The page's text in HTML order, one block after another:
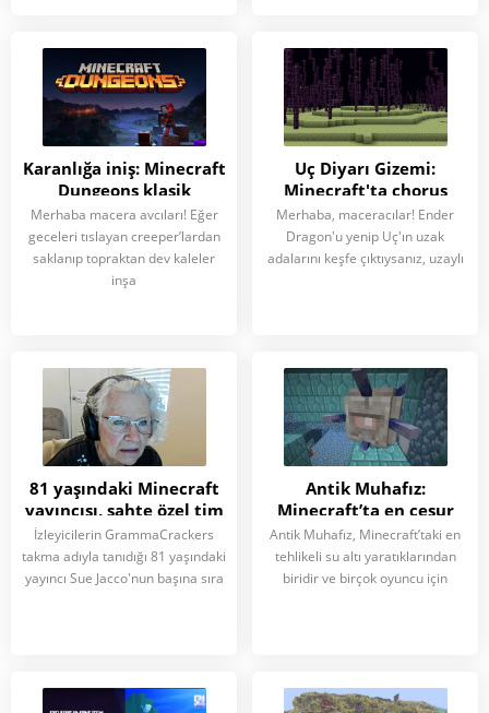
Karanlığa iniş: Minecraft
Dungeons klasik
dungeon crawler türünü
nasıl yeniden
yorumluyor?
Merhaba macera avcıları! Eğer
geceleri tıslayan creeper’lardan
saklanıp topraktan dev kaleler
inşa
Uç Diyarı Gizemi:
Minecraft'ta chorus
meyvesi hakkında
bilmeniz gerekenler
Merhaba, maceracılar! Ender
Dragon'u yenip Uç'ın uzak
adalarını keşfe çıktıysanız, uzaylı
81 yaşındaki Minecraft
yayıncısı, sahte özel tim
ihbarını “eğlenceli” bir
olay olarak nitelendirdi
İzleyicilerin GrammaCrackers
takma adıyla tanıdığı 81 yaşındaki
yayıncı Sue Jacco'nun başına sıra
Antik Muhafız:
Minecraft’ta en cesur
oyuncular için bir sınav
Antik Muhafız, Minecraft’taki en
tehlikeli su altı yaratıklarından
biridir ve birçok oyuncu için